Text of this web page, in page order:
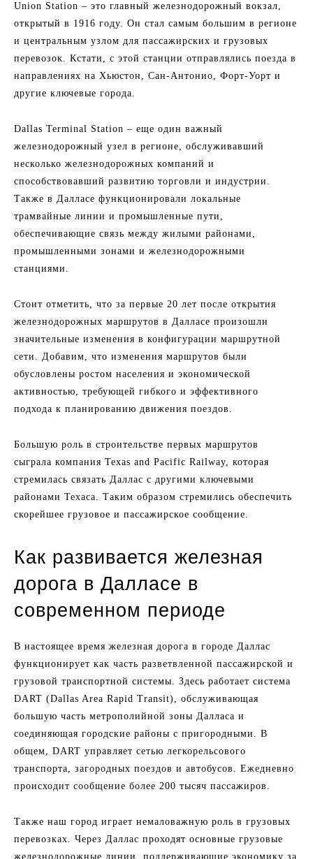
Union Station – это главный железнодорожный вокзал,
открытый в 1916 году. Он стал самым большим в регионе
и центральным узлом для пассажирских и грузовых
перевозок. Кстати, с этой станции отправлялись поезда в
направлениях на Хьюстон, Сан-Антонио, Форт-Уорт и
другие ключевые города.
Dallas Terminal Station – еще один важный
железнодорожный узел в регионе, обслуживавший
несколько железнодорожных компаний и
способствовавший развитию торговли и индустрии.
Также в Далласе функционировали локальные
трамвайные линии и промышленные пути,
обеспечивающие связь между жилыми районами,
промышленными зонами и железнодорожными
станциями.
Стоит отметить, что за первые 20 лет после открытия
железнодорожных маршрутов в Далласе произошли
значительные изменения в конфигурации маршрутной
сети. Добавим, что изменения маршрутов были
обусловлены ростом населения и экономической
активностью, требующей гибкого и эффективного
подхода к планированию движения поездов.
Большую роль в строительстве первых маршрутов
сыграла компания Texas and Pacific Railway, которая
стремилась связать Даллас с другими ключевыми
районами Техаса. Таким образом стремились обеспечить
скорейшее грузовое и пассажирское сообщение.
Как развивается железная
дорога в Далласе в
современном периоде
В настоящее время железная дорога в городе Даллас
функционирует как часть разветвленной пассажирской и
грузовой транспортной системы. Здесь работает система
DART (Dallas Area Rapid Transit), обслуживающая
большую часть метрополийной зоны Далласа и
соединяющая городские районы с пригородными. В
общем, DART управляет сетью легкорельсового
транспорта, загородных поездов и автобусов. Ежедневно
происходит сообщение более 200 тысяч пассажиров.
Также наш город играет немаловажную роль в грузовых
перевозках. Через Даллас проходят основные грузовые
железнодорожные линии, поддерживающие экономику за